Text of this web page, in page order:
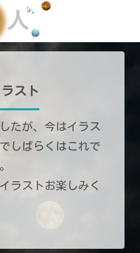
スト
たが、今はイラス
しばらくはこれで
ラストお楽しみく